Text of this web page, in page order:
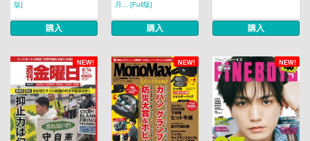
版]
購入
月... [Full版]
購入 購入
NEW! NEW! NEW!